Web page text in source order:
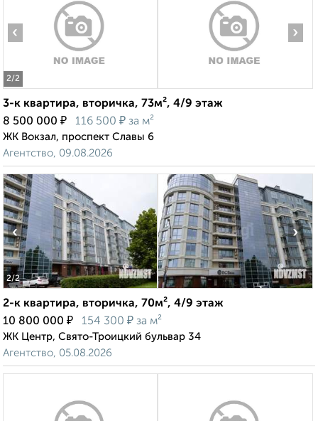
2/2
‹ ›
3-к квартира, вторичка, 73м², 4/9 этаж
8 500 000 ₽ 116 500 ₽ за м²
ЖК Вокзал, проспект Славы 6
Агентство, 09.08.2026
2/2
‹ ›
2-к квартира, вторичка, 70м², 4/9 этаж
10 800 000 ₽ 154 300 ₽ за м²
ЖК Центр, Свято-Троицкий бульвар 34
Агентство, 05.08.2026